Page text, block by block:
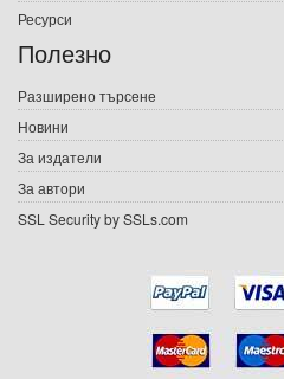
Е-списания
Подаръци
Ваучери
Ресурси
Полезно
Разширено търсене
Новини
За издатели
За автори
SSL Security by SSLs.com